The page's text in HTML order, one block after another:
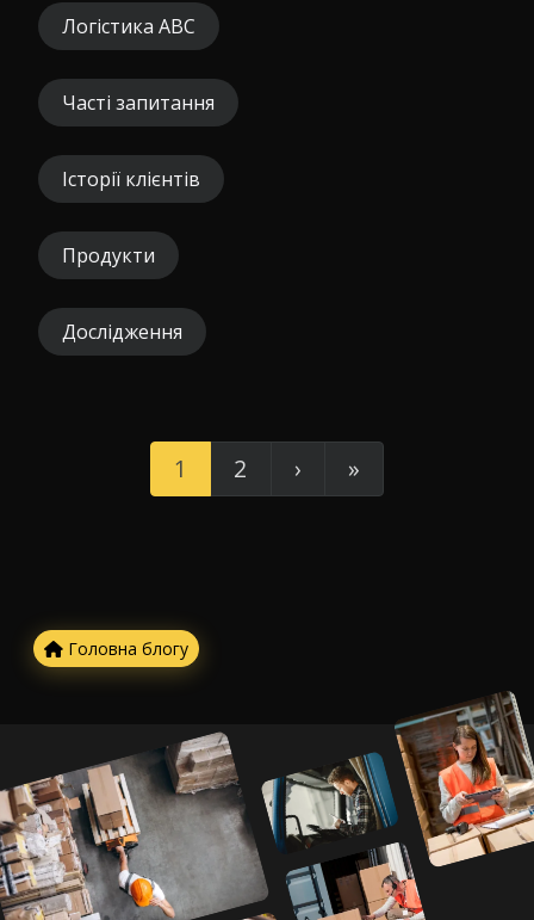
Логістика ABC
Часті запитання
Історії клієнтів
Продукти
Дослідження
1 2 › »
Головна блогу